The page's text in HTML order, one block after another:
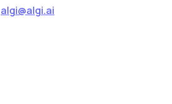
algi@algi.ai